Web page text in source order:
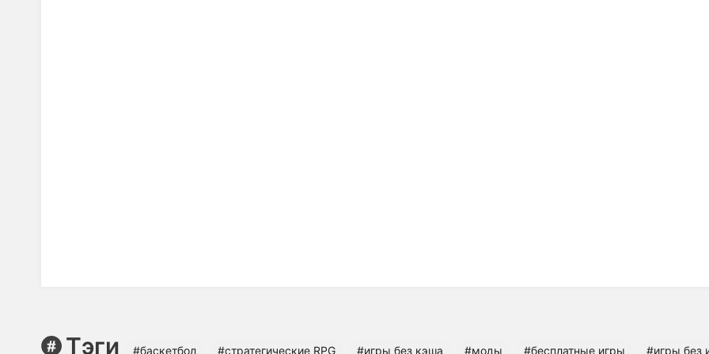
Тэги #баскетбол #cтратегические RPG #игры без кэша #моды #бесплатные игры #игры без